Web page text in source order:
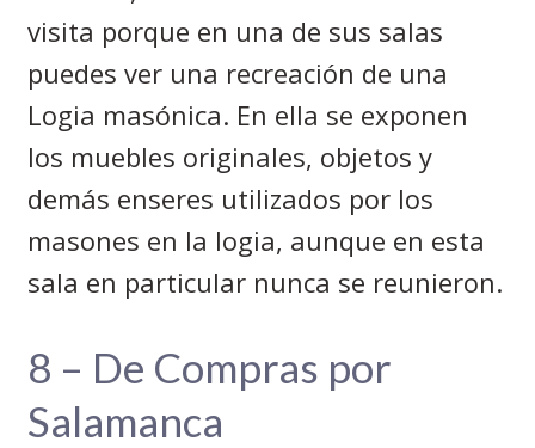
visita porque en una de sus salas
puedes ver una recreación de una
Logia masónica. En ella se exponen
los muebles originales, objetos y
demás enseres utilizados por los
masones en la logia, aunque en esta
sala en particular nunca se reunieron.
8 – De Compras por
Salamanca